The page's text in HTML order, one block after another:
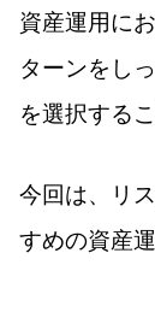
資産運用に
ターンをし
を選択する
今回は、リ
すめの資産